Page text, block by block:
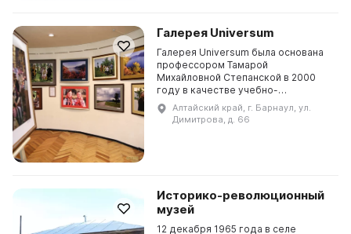
Галерея Universum
Галерея Universum была основана
профессором Тамарой
Михайловной Степанской в 2000
году в качестве учебно-
экспериментальной базы
лаборатории «Изобразительное
искусство и архитектура». Галерея
Алтайский край, г. Барнаул, ул.
Димитрова, д. 66
Историко-революционный
музей
12 декабря 1965 года в селе